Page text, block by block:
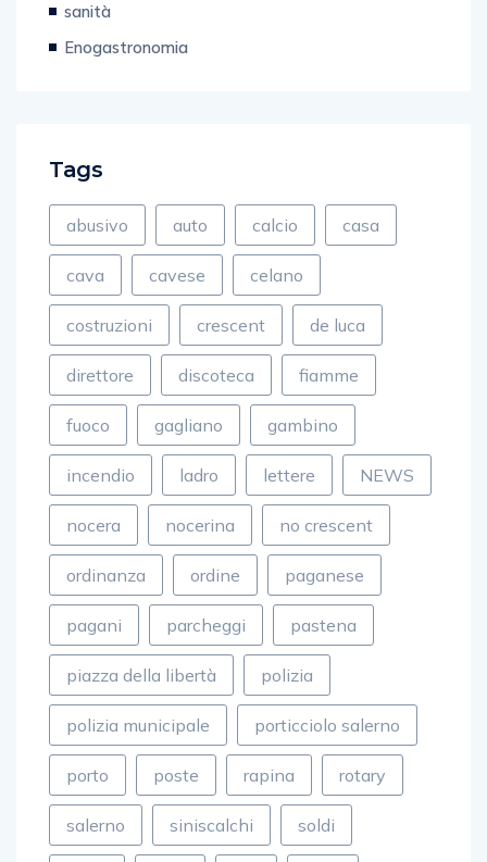
sanità
Enogastronomia
Tags
abusivo auto calcio casa
cava cavese celano
costruzioni crescent de luca
direttore discoteca fiamme
fuoco gagliano gambino
incendio ladro lettere NEWS
nocera nocerina no crescent
ordinanza ordine paganese
pagani parcheggi pastena
piazza della libertà polizia
polizia municipale porticciolo salerno
porto poste rapina rotary
salerno siniscalchi soldi